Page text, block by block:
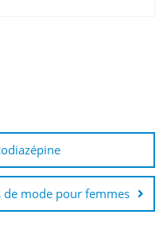
de mode pour femmes